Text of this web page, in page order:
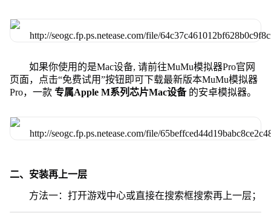
如果你使用的是Mac设备, 请前往MuMu模拟器Pro官网
页面，点击“免费试用”按钮即可下载最新版本MuMu模拟器
Pro，一款 专属Apple M系列芯片Mac设备 的安卓模拟器。
二、安装再上一层
方法一：打开游戏中心或直接在搜索框搜索再上一层；